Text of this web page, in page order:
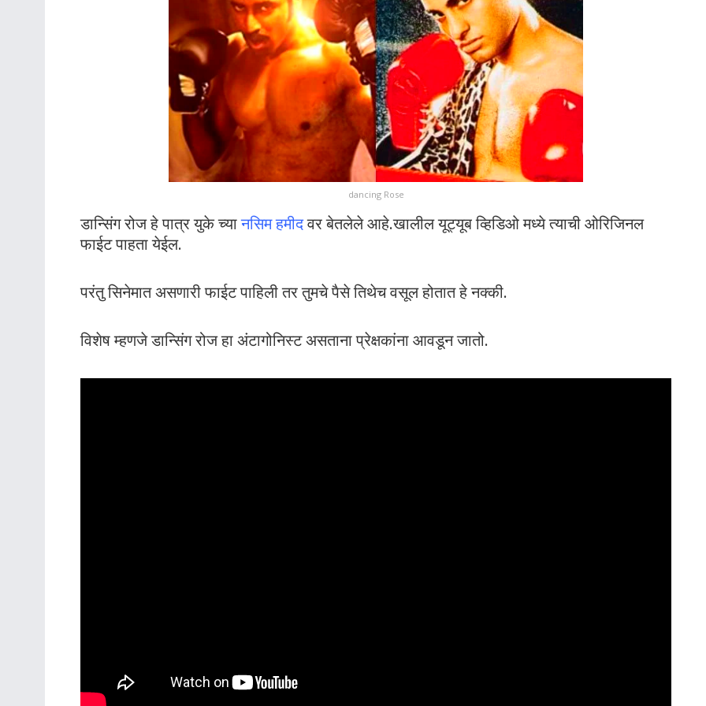
dancing Rose
डान्सिंग रोज हे पात्र युके च्यानसिम हमीदवर बेतलेले आहे.खालील यूट्यूब व्हिडिओ मध्ये त्याची ओरिजिनल
फाईट पाहता येईल.
परंतु सिनेमात असणारी फाईट पाहिली तर तुमचे पैसे तिथेच वसूल होतात हे नक्की.
विशेष म्हणजे डान्सिंग रोज हा अंटागोनिस्ट असताना प्रेक्षकांना आवडून जातो.